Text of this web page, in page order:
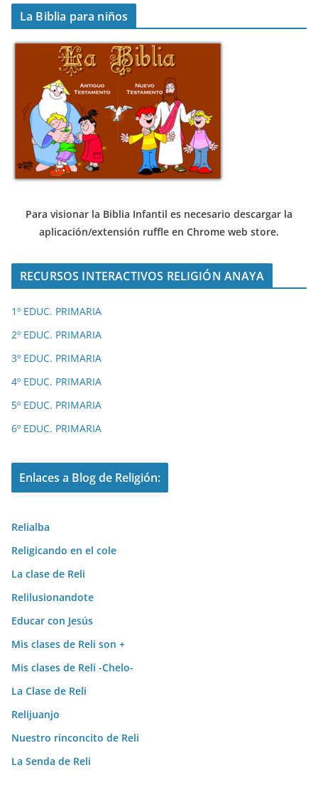
La Biblia para niños
Para visionar la Biblia Infantil es necesario descargar la
aplicación/extensión ruffle en Chrome web store.
RECURSOS INTERACTIVOS RELIGIÓN ANAYA
1º EDUC. PRIMARIA
2º EDUC. PRIMARIA
3º EDUC. PRIMARIA
4º EDUC. PRIMARIA
5º EDUC. PRIMARIA
6º EDUC. PRIMARIA
Enlaces a Blog de Religión:
Relialba
Religicando en el cole
La clase de Reli
Relilusionandote
Educar con Jesús
Mis clases de Reli son +
Mis clases de Reli -Chelo-
La Clase de Reli
Relijuanjo
Nuestro rinconcito de Reli
La Senda de Reli